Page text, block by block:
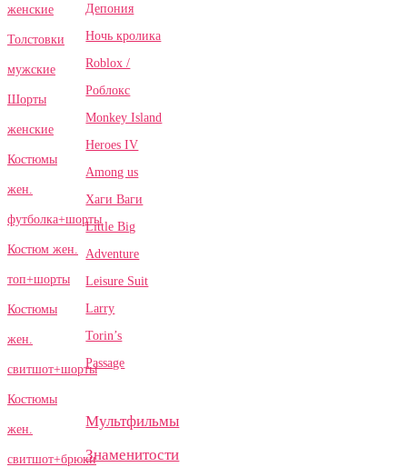
женские
Толстовки
мужские
Шорты
женские
Костюмы
жен.
футболка+шорты
Костюм жен.
топ+шорты
Костюмы
жен.
свитшот+шорты
Костюмы
жен.
свитшот+брюки
Депония
Ночь кролика
Roblox /
Роблокс
Monkey Island
Heroes IV
Among us
Хаги Ваги
Little Big
Adventure
Leisure Suit
Larry
Torin’s
Passage
Мультфильмы
Знаменитости